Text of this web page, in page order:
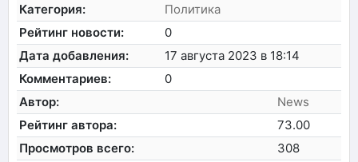
Категория:
Политика
Рейтинг новости:
0
Дата добавления:
17 августа 2023 в 18:14
Комментариев:
0
Автор:
News
Рейтинг автора:
73.00
Просмотров всего:
308